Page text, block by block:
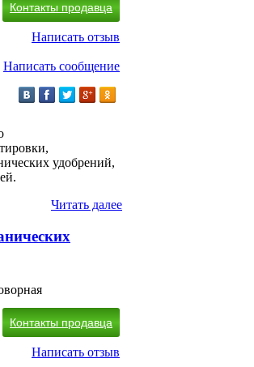
Контакты продавца
Написать отзыв
Написать сообщение
удобрений,
Читать далее
Контакты продавца
Написать отзыв